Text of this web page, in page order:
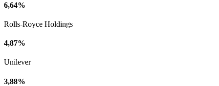
6,64%
Rolls-Royce Holdings
4,87%
Unilever
3,88%